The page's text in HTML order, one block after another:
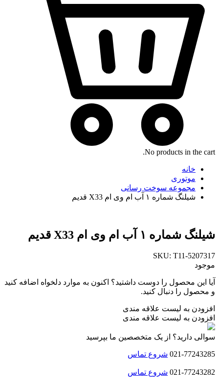
No products in the cart.
خانه
موتوری
مجموعه سوخت رسانی
شیلنگ شماره ۱ آب ام وی ام X33 قدیم
شیلنگ شماره ۱ آب ام وی ام X33 قدیم
SKU: T11-5207317
موجود
آیا این محصول را دوست داشتید؟ اکنون به موارد دلخواه اضافه کنید
و محصول را دنبال کنید.
افزودن به لیست علاقه مندی
افزودن به لیست علاقه مندی
سوالی دارید؟ از یک متخصصین ما بپرسید
021-77243285 شروع تماس
021-77243282 شروع تماس